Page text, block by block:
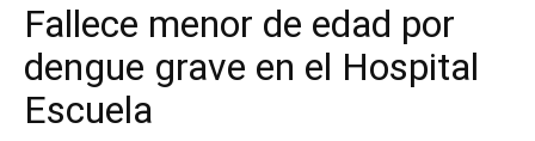
Fallece menor de edad por
dengue grave en el Hospital
Escuela